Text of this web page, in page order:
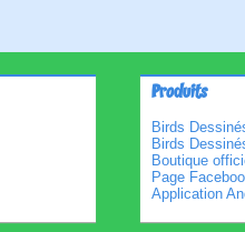
Produits
Birds
Birds
Boutique
Page
Application